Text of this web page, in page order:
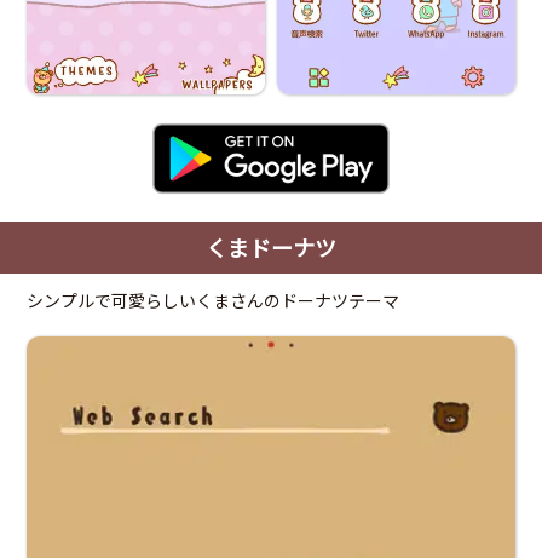
くまドーナツ
シンプルで可愛らしいくまさんのドーナツテーマ